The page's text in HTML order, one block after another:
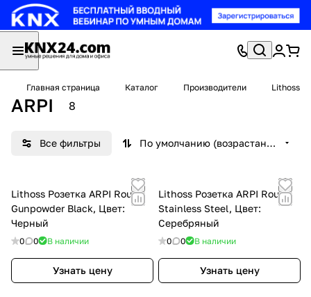
Главная страница Каталог Производители Lithoss
ARPI 8
Все фильтры По умолчанию (возрастание)
Lithoss Розетка ARPI Round
Gunpowder Black, Цвет:
Черный
0 0 В наличии
Узнать цену
Lithoss Розетка ARPI Round
Stainless Steel, Цвет:
Серебряный
0 0 В наличии
Узнать цену